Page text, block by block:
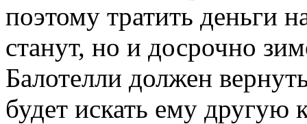
поэтому тратить деньги
станут, но и досрочно
Балотелли должен
будет искать ему другую